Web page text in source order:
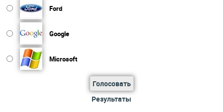
Ford
Google
Microsoft
Голосовать
Результаты